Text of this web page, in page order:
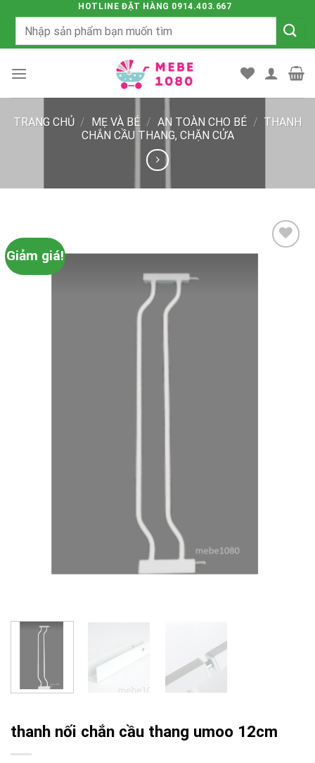
HOTLINE ĐẶT HÀNG 0914.403.667
Tìm
TRANG CHỦ / MẸ VÀ BÉ / AN TOÀN CHO BÉ / THANH
CHẮN CẦU THANG, CHẶN CỬA
Giảm giá!
thanh nối chắn cầu thang umoo 12cm